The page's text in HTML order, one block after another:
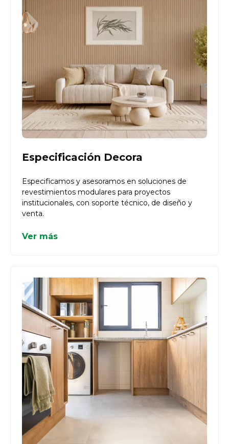
Especificación Decora
Especificamos y asesoramos en soluciones de
revestimientos modulares para proyectos
institucionales, con soporte técnico, de diseño y
venta.
Ver más